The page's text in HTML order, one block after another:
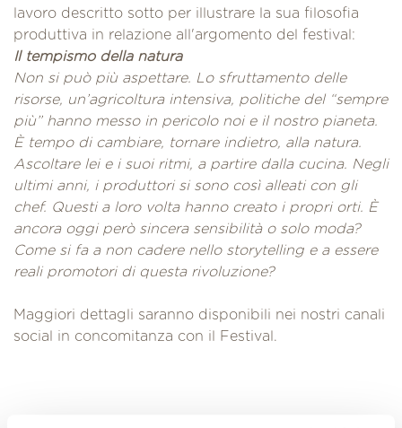
lavoro descritto sotto per illustrare la sua filosofia
produttiva in relazione all'argomento del festival:
Il tempismo della natura
Non si può più aspettare. Lo sfruttamento delle
risorse, un’agricoltura intensiva, politiche del “sempre
più” hanno messo in pericolo noi e il nostro pianeta.
È tempo di cambiare, tornare indietro, alla natura.
Ascoltare lei e i suoi ritmi, a partire dalla cucina. Negli
ultimi anni, i produttori si sono così alleati con gli
chef. Questi a loro volta hanno creato i propri orti. È
ancora oggi però sincera sensibilità o solo moda?
Come si fa a non cadere nello storytelling e a essere
reali promotori di questa rivoluzione?
Maggiori dettagli saranno disponibili nei nostri canali
social in concomitanza con il Festival.